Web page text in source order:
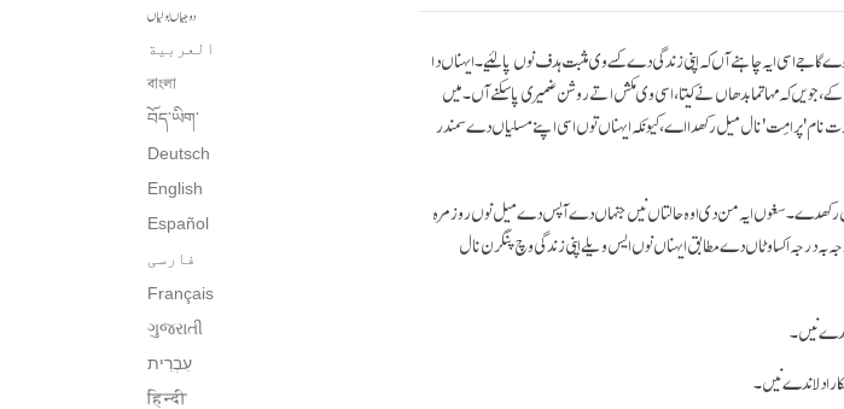
دوجیاں بولیاں
العربية
বাংলা
བོད་ཡིག་
Deutsch
English
Español
فارسی
Français
ગુજરાતી
עִבְרִית‎
हिन्दी
گا جے اسی ایہ چاہنے آں کہ اپنی زندگی دے کسے وی مثبت ہدف نوں پا لئیے۔ ایہناں دا
جویں کہ مہاتما بدھاں نے کیتا، اسی وی مکش اتے روشن ضمیری پا سکنے آں۔ میں
نام 'پرامِت' نال میل رکھدا اے، کیونکہ ایہناں توں اسی اپنے مسلیاں دے سمندر
رکھدے۔ سغوں ایہ من دی اوہ حالتاں نیں جنہاں دے آپس دے میل نوں روز مرہ
درجہ اکساوٹاں دے مطابق ایہناں نوں ایس ویلے اپنی زندگی وچ پنگرن نال
نیں۔
دلاندے نیں۔